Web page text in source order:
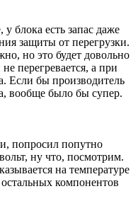
блока есть запас даже
защиты от перегрузки.
но это будет довольно
перегревается, а при
Если бы производитель
вообще было бы супер.
попросил попутно
ну что, посмотрим.
на температуре
компонентов